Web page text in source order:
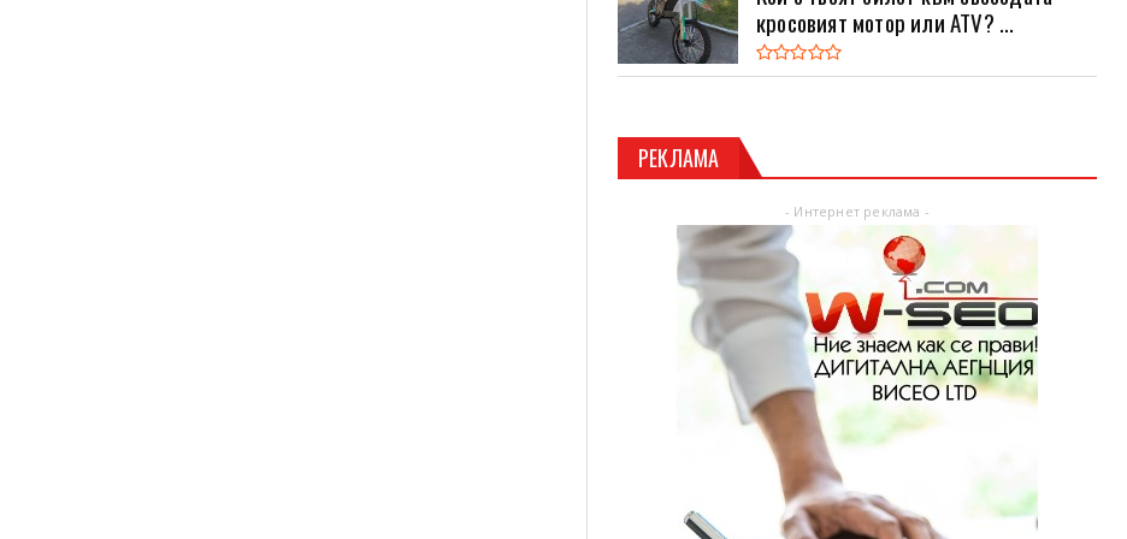
кросовият мотор или ATV? ...
РЕКЛАМА
- Интернет реклама -